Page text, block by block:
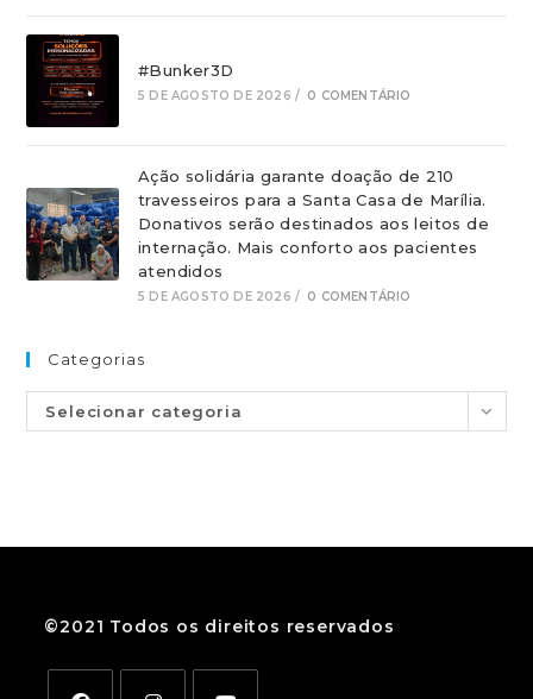
#Bunker3D
5 DE AGOSTO DE 2026 / 0 COMENTÁRIO
Ação solidária garante doação de 210
travesseiros para a Santa Casa de Marília.
Donativos serão destinados aos leitos de
internação. Mais conforto aos pacientes
atendidos
5 DE AGOSTO DE 2026 / 0 COMENTÁRIO
Categorias
Selecionar categoria
©2021 Todos os direitos reservados